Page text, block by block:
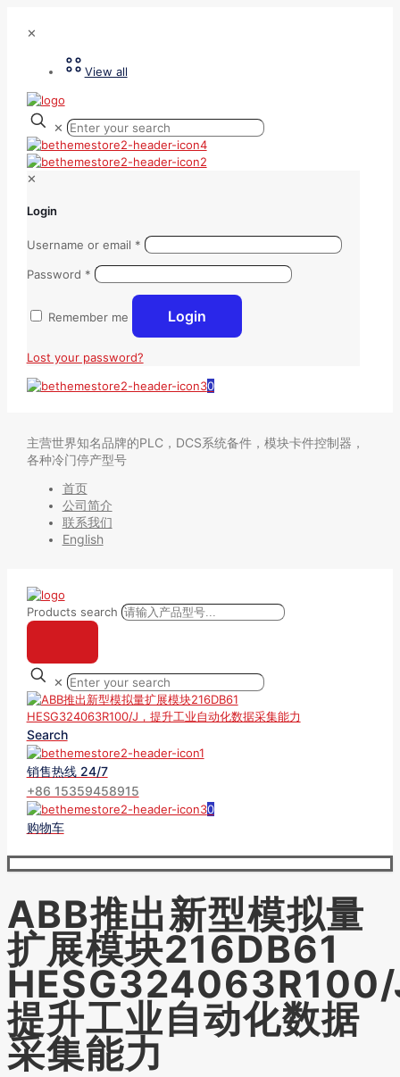
✕
View all
✕
✕
Login
Username or email *
Password *
Remember me Login
Lost your password?
0
主营世界知名品牌的PLC，DCS系统备件，模块卡件控制器，
各种冷门停产型号
首页
公司简介
联系我们
English
Products search
✕
Search
销售热线 24/7
+86 15359458915
0
购物车
ABB推出新型模拟量
扩展模块216DB61
提升工业自动化数据
采集能力